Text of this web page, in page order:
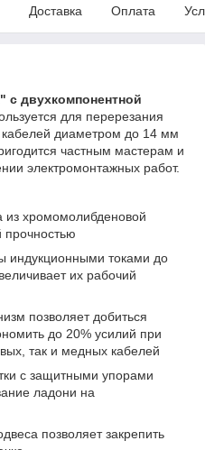
Доставка Оплата
с двухкомпонентной
для перерезания
диаметром до 14 мм
частным мастерам и
электромонтажных работ.
из хромомолибденовой
прочностью
индукционными токами до
их рабочий
позволяет добиться
до 20% усилий при
так и медных кабелей
с защитными упорами
ладони на
позволяет закрепить